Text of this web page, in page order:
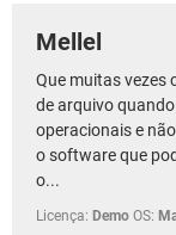
Mellel
Que muitas vezes
de arquivo
operacionais e
o software que
o...
Licença: Demo OS: